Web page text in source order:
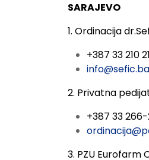
SARAJEVO
1. Ordinacija
+387 33 210
info@sefic.ba
2. Privatna
+387 33
3. PZU Eurofarm